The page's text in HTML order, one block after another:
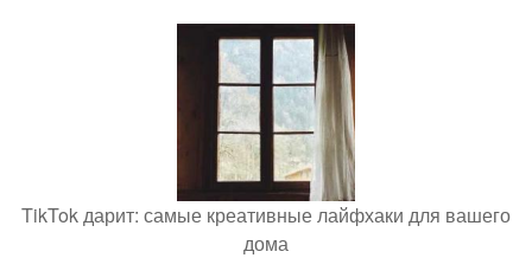
TikTok дарит: самые креативные лайфхаки для вашего
дома